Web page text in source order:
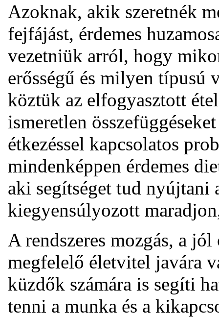
Azoknak, akik szeretnék
fejfájást, érdemes
vezetniük arról, hogy
erősségű és milyen típusú
köztük az elfogyasztott
ismeretlen
étkezéssel kapcsolatos
mindenképpen érdemes
aki segítséget tud nyújtani
kiegyensúlyozott
A rendszeres mozgás, a
megfelelő életvitel javára
küzdők számára is segíti
tenni a munka és a